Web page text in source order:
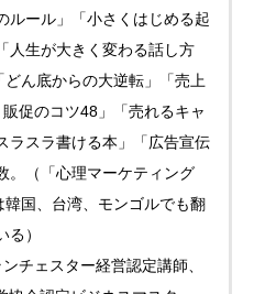
ルール」「小さくはじめる起
人生が大きく変わる話し方
どん底からの大逆転」「売上
促のコツ48」「売れるキャ
ラスラ書ける本」「広告宣伝
。（「心理マーケティング
韓国、台湾、モンゴルでも翻
）
チェスター経営認定講師、